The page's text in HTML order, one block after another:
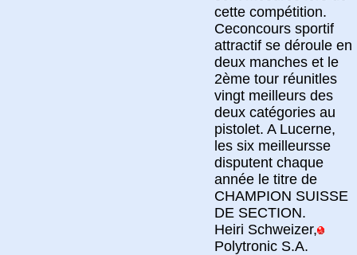
cette compétition.
Ceconcours sportif
attractif se déroule en
deux manches et le
2ème tour réunitles
vingt meilleurs des
deux catégories au
pistolet. A Lucerne,
les six meilleursse
disputent chaque
année le titre de
CHAMPION SUISSE
DE SECTION.
Heiri Schweizer,
Polytronic S.A.